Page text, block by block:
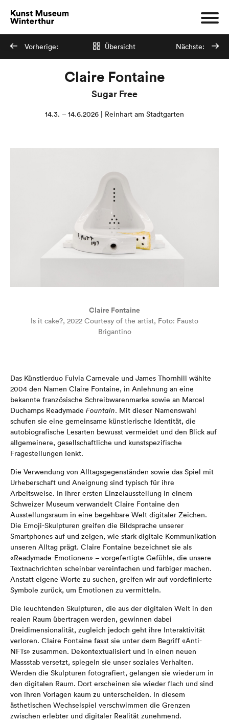
Vorherige: Übersicht Nächste:
Claire Fontaine
Sugar Free
14.3. – 14.6.2026 | Reinhart am Stadtgarten
Claire Fontaine
Is it cake?, 2022 Courtesy of the artist, Foto: Fausto
Brigantino
Das Künstlerduo Fulvia Carnevale und James Thornhill wählte
2004 den Namen Claire Fontaine, in Anlehnung an eine
bekannte französische Schreibwarenmarke sowie an Marcel
Duchamps Readymade Fountain. Mit dieser Namenswahl
schufen sie eine gemeinsame künstlerische Identität, die
autobiografische Lesarten bewusst vermeidet und den Blick auf
allgemeinere, gesellschaftliche und kunstspezifische
Fragestellungen lenkt.
Die Verwendung von Alltagsgegenständen sowie das Spiel mit
Urheberschaft und Aneignung sind typisch für ihre
Arbeitsweise. In ihrer ersten Einzelausstellung in einem
Schweizer Museum verwandelt Claire Fontaine den
Ausstellungsraum in eine begehbare Welt digitaler Zeichen.
Die Emoji-Skulpturen greifen die Bildsprache unserer
Smartphones auf und zeigen, wie stark digitale Kommunikation
unseren Alltag prägt. Claire Fontaine bezeichnet sie als
«Readymade-Emotionen» – vorgefertigte Gefühle, die unsere
Textnachrichten scheinbar vereinfachen und farbiger machen.
Anstatt eigene Worte zu suchen, greifen wir auf vordefinierte
Symbole zurück, um Emotionen zu vermitteln.
Die leuchtenden Skulpturen, die aus der digitalen Welt in den
realen Raum übertragen werden, gewinnen dabei
Dreidimensionalität, zugleich jedoch geht ihre Interaktivität
verloren. Claire Fontaine fasst sie unter dem Begriff «Anti-
NFTs» zusammen. Dekontextualisiert und in einen neuen
Massstab versetzt, spiegeln sie unser soziales Verhalten.
Werden die Skulpturen fotografiert, gelangen sie wiederum in
den digitalen Raum. Dort erscheinen sie wieder flach und sind
von ihren Vorlagen kaum zu unterscheiden. In diesem
ästhetischen Wechselspiel verschwimmen die Grenzen
zwischen erlebter und digitaler Realität zunehmend.